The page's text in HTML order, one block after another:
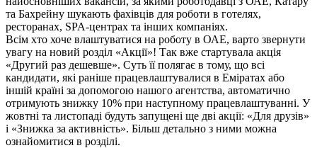
та Бахрейну шукають фахівців для роботи в готелях,
ресторанах, SPA-центрах та інших компаніях.
Всім хто хоче влаштуватися на роботу в ОАЕ, варто звернути
увагу на новий розділ «Акції»! Так вже стартувала акція
«Другий раз дешевше». Суть її полягає в тому, що всі
кандидати, які раніше працевлаштувалися в Еміратах або
іншій країні за допомогою нашого агентства, автоматично
отримують знижку 10% при наступному працевлаштуванні. У
жовтні та листопаді будуть запущені ще дві акції: «Для друзів»
і «Знижка за активність». Більш детально з ними можна
ознайомитися в розділі.